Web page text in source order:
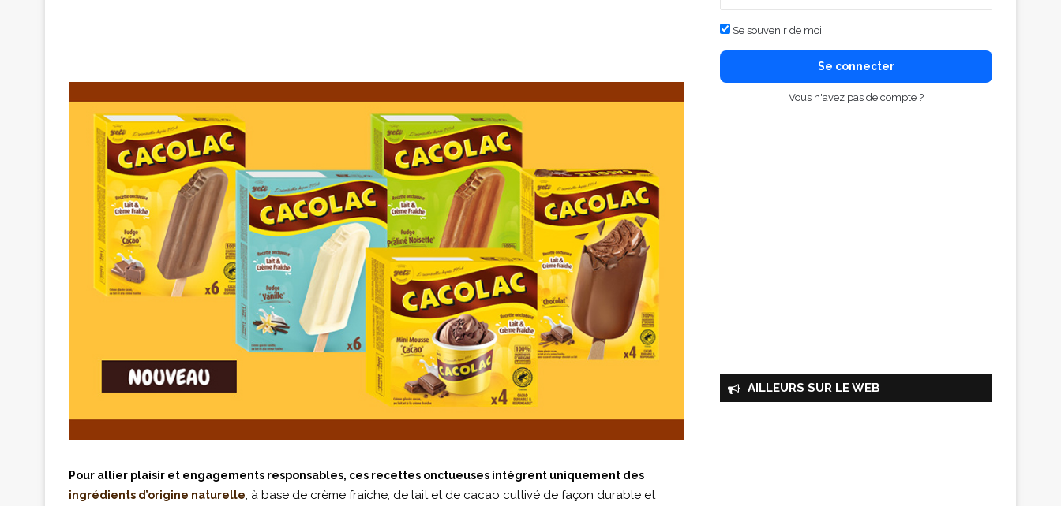
Pour allier plaisir et engagements responsables, ces recettes onctueuses intègrent uniquement des
ingrédients d’origine naturelle, à base de crème fraiche, de lait et de cacao cultivé de façon durable et
Se souvenir de moi
Se connecter
Vous n'avez pas de compte ?
AILLEURS SUR LE WEB